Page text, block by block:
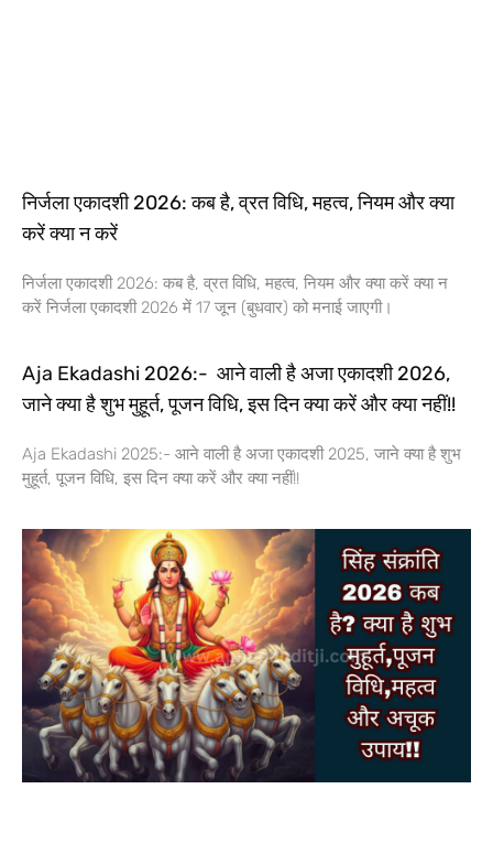
निर्जला एकादशी 2026: कब है, व्रत विधि, महत्व, नियम और क्या
करें क्या न करें
निर्जला एकादशी 2026: कब है, व्रत विधि, महत्व, नियम और क्या करें क्या न
करें निर्जला एकादशी 2026 में 17 जून (बुधवार) को मनाई जाएगी।
Aja Ekadashi 2026:- आने वाली है अजा एकादशी 2026,
जाने क्या है शुभ मुहूर्त, पूजन विधि, इस दिन क्या करें और क्या नहीं!!
Aja Ekadashi 2025:- आने वाली है अजा एकादशी 2025, जाने क्या है शुभ
मुहूर्त, पूजन विधि, इस दिन क्या करें और क्या नहीं!!